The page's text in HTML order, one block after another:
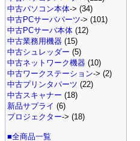
中古パソコン本体-> (34)
中古PCサーバパーツ-> (101)
中古PCサーバ本体 (12)
中古業務用機器 (15)
中古シュレッダー (5)
中古ネットワーク機器 (10)
中古ワークステーション-> (2)
中古プリンタパーツ (22)
中古スキャナー (18)
新品サプライ (6)
プロジェクター-> (18)
■全商品一覧